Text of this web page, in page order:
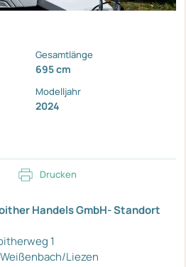
Gesamtlänge
695 cm
Modelljahr
2024
Drucken
Handels GmbH- Standort
1
Liezen